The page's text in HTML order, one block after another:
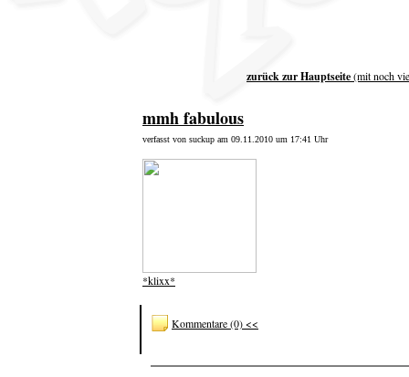
zurück zur Hauptseite(mit noch
mmh fabulous
verfasst von suckup am 09.11.2010 um 17:41 Uhr
*klixx*
Kommentare (0) <<